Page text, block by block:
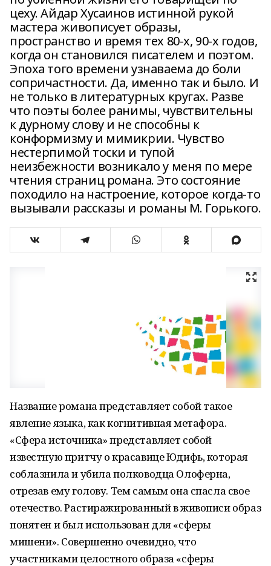
цеху. Айдар Хусаинов истинной рукой
мастера живописует образы,
пространство и время тех 80-х, 90-х годов,
когда он становился писателем и поэтом.
Эпоха того времени узнаваема до боли
сопричастности. Да, именно так и было. И
не только в литературных кругах. Разве
что поэты более ранимы, чувствительны
к дурному слову и не способны к
конформизму и мимикрии. Чувство
нестерпимой тоски и тупой
неизбежности возникало у меня по мере
чтения страниц романа. Это состояние
походило на настроение, которое когда-то
вызывали рассказы и романы М. Горького.
Название романа представляет собой такое
явление языка, как когнитивная метафора.
«Сфера источника» представляет собой
известную притчу о красавице Юдифь, которая
соблазнила и убила полководца Олоферна,
отрезав ему голову. Тем самым она спасла свое
отечество. Растиражированный в живописи образ
понятен и был использован для «сферы
мишени». Совершенно очевидно, что
участниками целостного образа «сферы